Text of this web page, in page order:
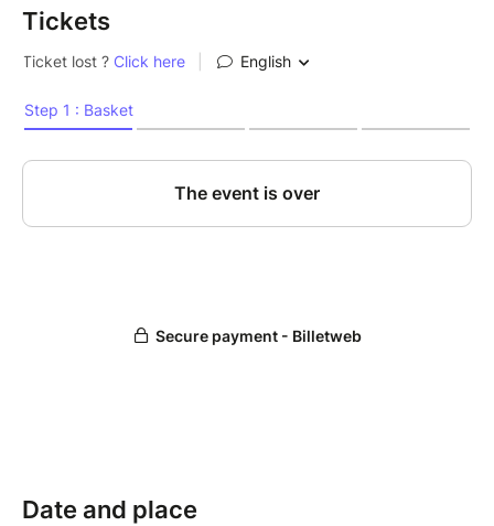
Tickets
Date and place